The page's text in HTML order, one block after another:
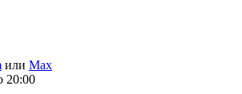
или Max
20:00